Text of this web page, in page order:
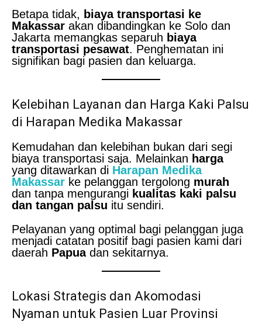
Betapa tidak, biaya transportasi ke
Makassar akan dibandingkan ke Solo dan
Jakarta memangkas separuh biaya
transportasi pesawat. Penghematan ini
signifikan bagi pasien dan keluarga.
Kelebihan Layanan dan Harga Kaki Palsu
di Harapan Medika Makassar
Kemudahan dan kelebihan bukan dari segi
biaya transportasi saja. Melainkan harga
yang ditawarkan di Harapan Medika
Makassar ke pelanggan tergolong murah
dan tanpa mengurangi kualitas kaki palsu
dan tangan palsu itu sendiri.
Pelayanan yang optimal bagi pelanggan juga
menjadi catatan positif bagi pasien kami dari
daerah Papuadan sekitarnya.
Lokasi Strategis dan Akomodasi
Nyaman untuk Pasien Luar Provinsi